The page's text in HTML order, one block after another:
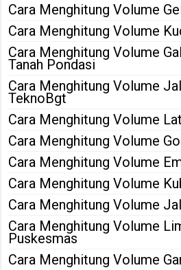
Cara Menghitung Volume
Cara Menghitung Volume
Cara Menghitung Volume
Tanah Pondasi
Cara Menghitung Volume
TeknoBgt
Cara Menghitung Volume
Cara Menghitung Volume
Cara Menghitung Volume
Cara Menghitung Volume
Cara Menghitung Volume
Cara Menghitung Volume
Puskesmas
Cara Menghitung Volume